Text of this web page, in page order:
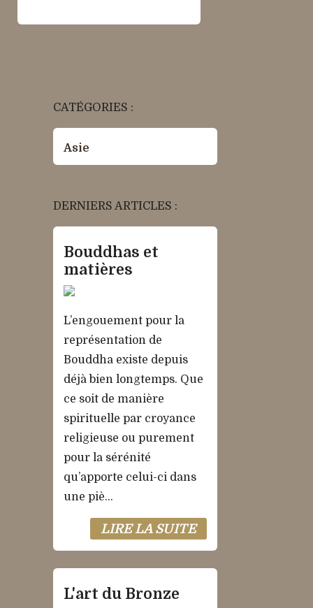
CATÉGORIES :
Asie
DERNIERS ARTICLES :
Bouddhas et
matières
L’engouement pour la
représentation de
Bouddha existe depuis
déjà bien longtemps. Que
ce soit de manière
spirituelle par croyance
religieuse ou purement
pour la sérénité
qu’apporte celui-ci dans
une piè...
LIRE LA SUITE
L'art du Bronze